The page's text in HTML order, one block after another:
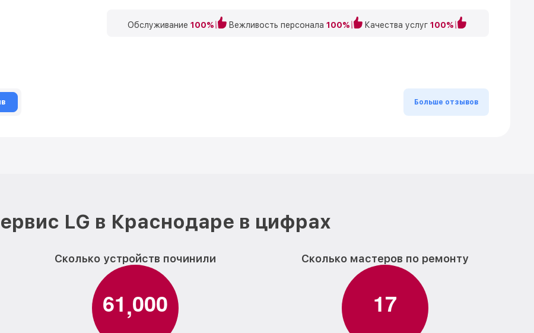
Обслуживание 100% Вежливость персонала 100% Качества услуг 100%
Больше отзывов
LG в Краснодаре в цифрах
Сколько устройств починили
61,000
Сколько мастеров по ремонту
17